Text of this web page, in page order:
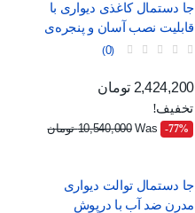
جا دستمال کاغذی دیواری با
قابلیت نصب آسان و پنجره‌ی
نمایش
0
قیمت عادی
قیمت
2,424,200 تومان
تخفیف!
‎-77%
Was 10,540,000 تومان
جا دستمال توالت دیواری
مدرن ضد آب با درپوش